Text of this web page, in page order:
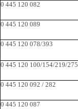
0 445 120 082
0 445 120 089
0 445 120 078/393
0 445 120 100/154/219/275
0 445 120 092 / 282
0 445 120 087